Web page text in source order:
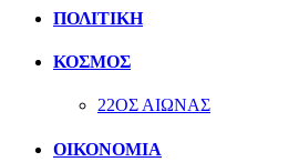
ΠΟΛΙΤΙΚΗ
ΚΟΣΜΟΣ
22ΟΣ ΑΙΩΝΑΣ
ΟΙΚΟΝΟΜΙΑ